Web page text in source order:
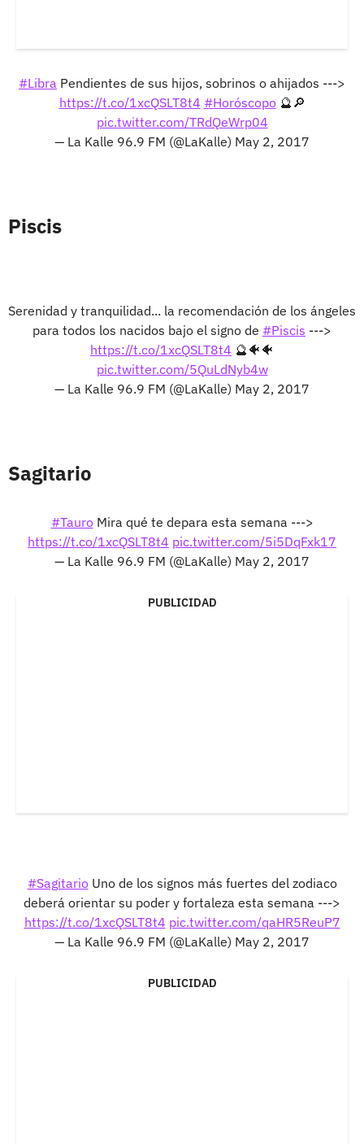
#Libra Pendientes de sus hijos, sobrinos o ahijados --->
https://t.co/1xcQSLT8t4 #Horóscopo🔮🔎
pic.twitter.com/TRdQeWrp04
— La Kalle 96.9 FM (@LaKalle) May 2, 2017
Piscis
Serenidad y tranquilidad... la recomendación de los ángeles
para todos los nacidos bajo el signo de #Piscis --->
https://t.co/1xcQSLT8t4 🔮🐠🐠
pic.twitter.com/5QuLdNyb4w
— La Kalle 96.9 FM (@LaKalle) May 2, 2017
Sagitario
#TauroMira qué te depara esta semana --->
https://t.co/1xcQSLT8t4 pic.twitter.com/5i5DqFxk17
— La Kalle 96.9 FM (@LaKalle) May 2, 2017
PUBLICIDAD
#SagitarioUno de los signos más fuertes del zodiaco
deberá orientar su poder y fortaleza esta semana --->
https://t.co/1xcQSLT8t4 pic.twitter.com/qaHR5ReuP7
— La Kalle 96.9 FM (@LaKalle) May 2, 2017
PUBLICIDAD